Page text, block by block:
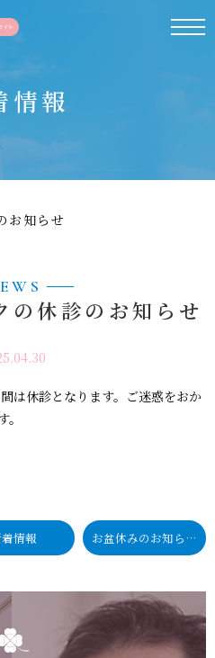
情報
お知らせ
の休診のお知らせ
は休診となります。ご迷惑をおか
情報 お盆休みのお知らせ